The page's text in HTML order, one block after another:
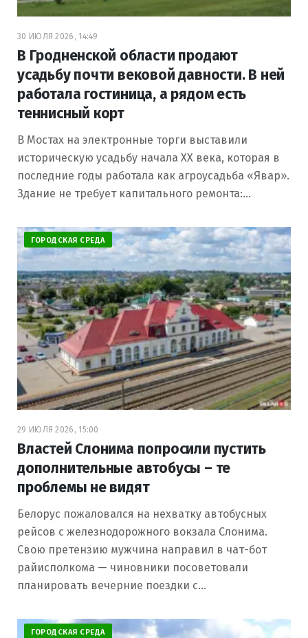
30 ИЮЛЯ 2026, 14:49
В Гродненской области продают
усадьбу почти вековой давности. В ней
работала гостиница, а рядом есть
теннисный корт
В Мостах на электронные торги выставили
историческую усадьбу начала XX века, которая в
последние годы работала как агроусадьба «Явар».
Здание не требует капитального ремонта:…
ГОРОДСКАЯ СРЕДА
29 ИЮЛЯ 2026, 15:00
Властей Слонима попросили пустить
дополнительные автобусы – те
проблемы не видят
Белорус пожаловался на нехватку автобусных
рейсов с железнодорожного вокзала Слонима.
Свою претензию мужчина направил в чат-бот
райисполкома — чиновники посоветовали
планировать вечерние поездки с…
ГОРОДСКАЯ СРЕДА